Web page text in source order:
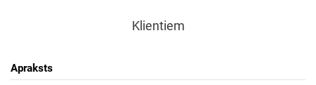
Klientiem
Apraksts